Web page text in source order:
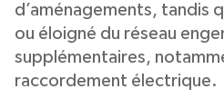
d’aménagements, tandis
ou éloigné du réseau
supplémentaires,
raccordement électrique.